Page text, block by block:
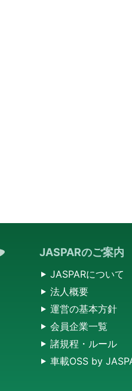
JASPARのご案内
JASPARについて
法人概要
運営の基本方針
会員企業一覧
諸規程・ルール
車載OSS by